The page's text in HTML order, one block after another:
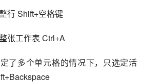
行 Shift+空格键
张工作表 Ctrl+A
了多个单元格的情况下，只选定活